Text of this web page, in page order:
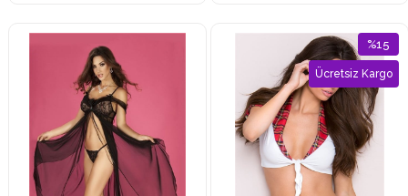
%15
İndirim
Ücretsiz Kargo